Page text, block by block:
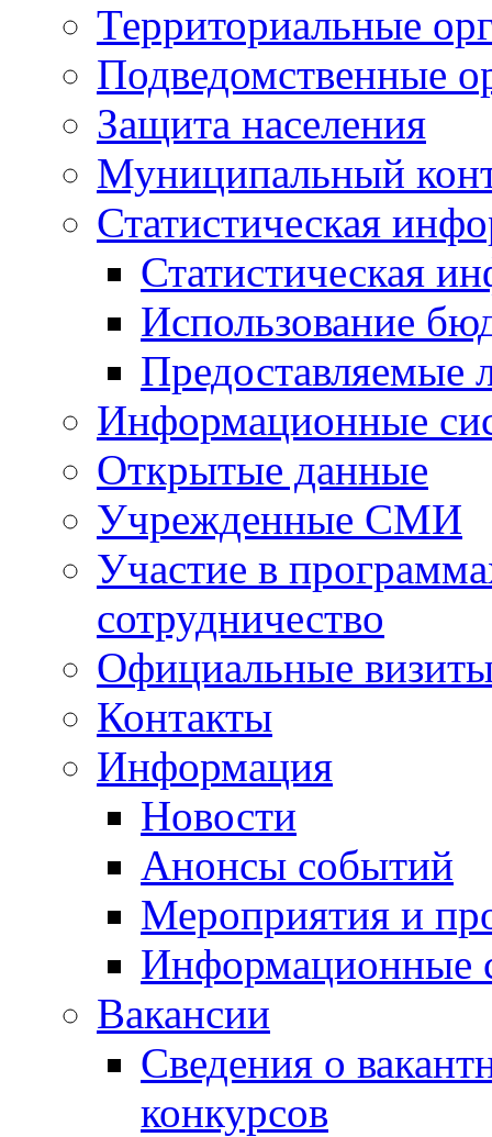
Территориальные
Подведомственные
Защита населения
Муниципальный
Статистическая
Статистическая
Использование
Предоставляемые
Информационные
Открытые данные
Учрежденные СМИ
Участие в
сотрудничество
Официальные
Контакты
Информация
Новости
Анонсы событий
Мероприятия и
Информационные
Вакансии
Сведения о
конкурсов